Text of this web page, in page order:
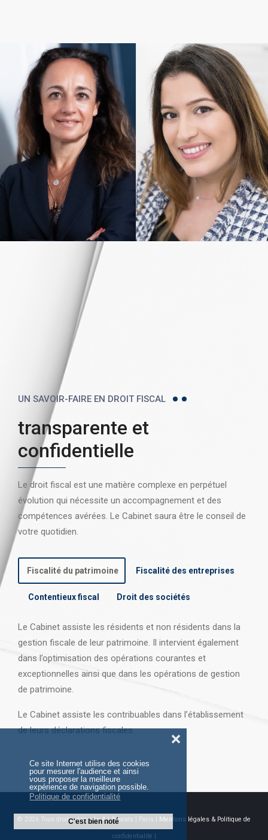
Ce site Internet utilise des cookies
pour mesurer l'audience et ainsi
vous proposer la meilleure
expérience de navigation possible.
Politique de confidentialité
C'est bien noté
❌
UN SAVOIR-FAIRE EN DROIT FISCAL
transparente et
confidentielle
Le droit fiscal est une matière complexe en perpétuel
évolution qui nécessite un accompagnement et des
compétences avérées. Le Cabinet saura être le conseil de
votre quotidien.
Fiscalité du patrimoine Fiscalité des entreprises
Contentieux fiscal Droit des sociétés
Le Cabinet assiste les résidents et non résidents dans la
gestion fiscale de leur patrimoine. Il intervient également
dans l’optimisation des opérations courantes et
exceptionnelles ainsi que dans les opérations de gestion
de patrimoine.
Le Cabinet assiste les contribuables dans l’établissement
de leurs déclarations fiscales.
© 2026 Tous droits réservés AJ Avocats | Paris | Mentions légales & Politique de
confidentialité |